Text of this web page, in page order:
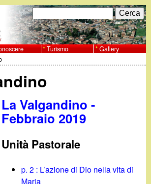
F
o
r
m
d
i
r
c
C
e
r
c
Turismo Gallery
La Valgandino -
Febbraio 2019
Unità Pastorale
p. 2 : L’azione di Dio nella vita di
Maria